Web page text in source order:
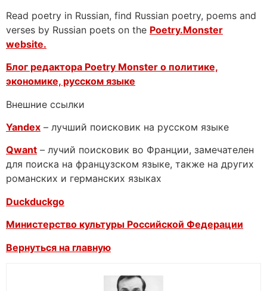
Read poetry in Russian, find Russian poetry, poems and
verses by Russian poets on the Poetry.Monster
website.
Блог редактора Poetry Monster о политике,
экономике, русском языке
Внешние ссылки
Yandex – лучший поисковик на русском языке
Qwant – лучий поисковик во Франции, замечателен
для поиска на французском языке, также на других
романских и германских языках
Duckduckgo
Министерство культуры Российской Федерации
Вернуться на главную